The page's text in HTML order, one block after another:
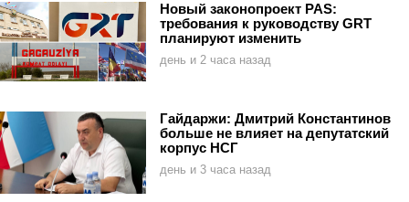
Новый законопроект PAS:
требования к руководству GRT
планируют изменить
день и 2 часа назад
Гайдаржи: Дмитрий Константинов
больше не влияет на депутатский
корпус НСГ
день и 3 часа назад